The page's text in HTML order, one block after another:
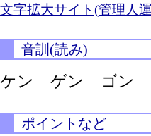
文字拡大サイト(管理人
音訓(読み)
ケン ゲン ゴン
ポイントなど